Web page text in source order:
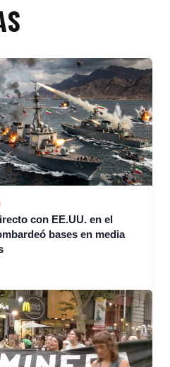
con EE.UU. en el
bases en media